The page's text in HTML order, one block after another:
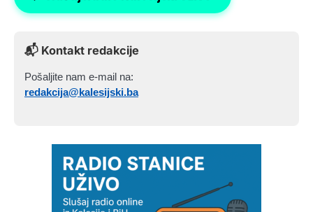
📬 Kontakt redakcije
Pošaljite nam e-mail na:
redakcija@kalesijski.ba